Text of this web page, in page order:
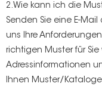
2.Wie kann ich die
Senden Sie eine E-
uns Ihre
richtigen Muster für Sie
Adressinformationen
Ihnen Muster/